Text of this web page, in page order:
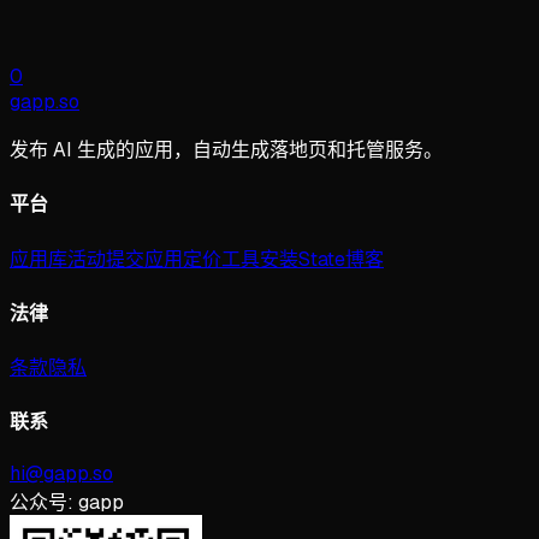
0
gapp.so
发布 AI 生成的应用，自动生成落地页和托管服务。
平台
应用库活动提交应用定价工具安装State博客
法律
条款隐私
联系
hi@gapp.so
公众号: gapp